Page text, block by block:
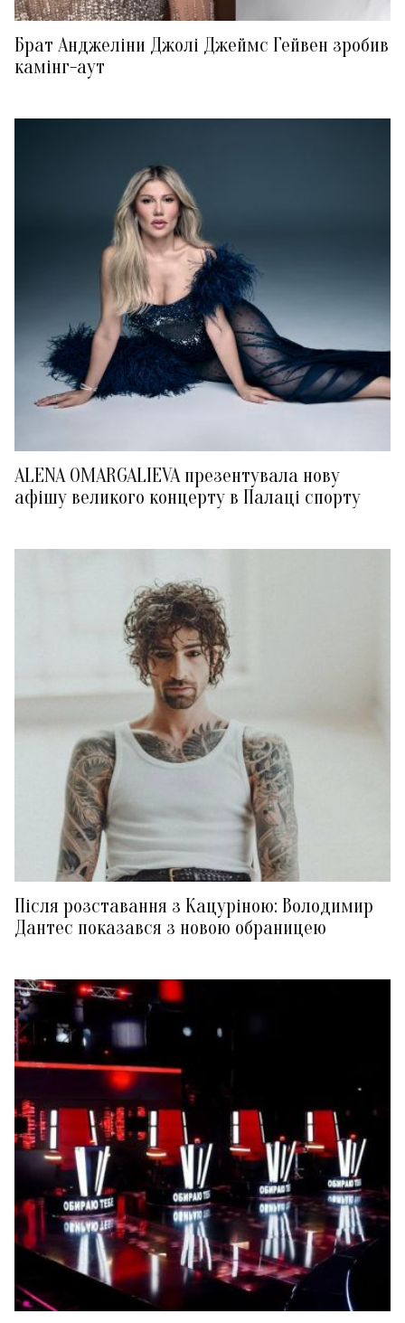
Брат Анджеліни Джолі Джеймс Гейвен зробив
камінг-аут
ALENA OMARGALIEVA презентувала нову
афішу великого концерту в Палаці спорту
Після розставання з Кацуріною: Володимир
Дантес показався з новою обраницею